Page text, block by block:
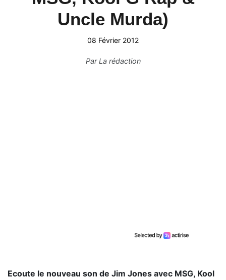
Uncle Murda)
08 Février 2012
ParLa rédaction
Ecoute le nouveau son de Jim Jones avec MSG, Kool